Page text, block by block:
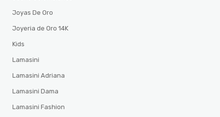
Joyas De Oro
Joyeria de Oro 14K
Kids
Lamasini
Lamasini Adriana
Lamasini Dama
Lamasini Fashion